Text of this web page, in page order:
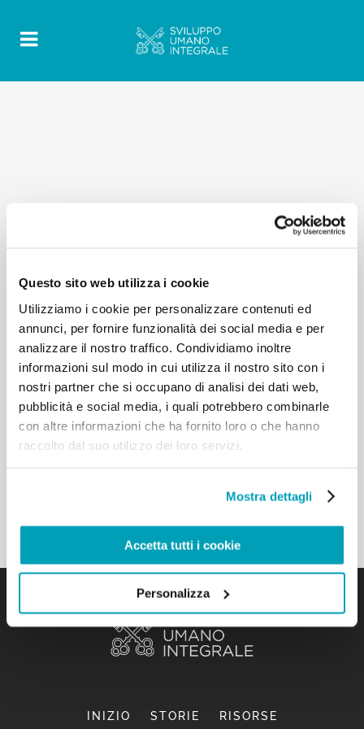
Questo sito web utilizza i cookie
Utilizziamo i cookie per personalizzare contenuti ed
annunci, per fornire funzionalità dei social media e per
analizzare il nostro traffico. Condividiamo inoltre
informazioni sul modo in cui utilizza il nostro sito con i
nostri partner che si occupano di analisi dei dati web,
pubblicità e social media, i quali potrebbero combinarle
con altre informazioni che ha fornito loro o che hanno
raccolto dal suo utilizzo dei loro servizi.
Mostra dettagli
Accetta tutti i cookie
Personalizza
MONDIALE DEL MIGRANTE E DEL RIFUGIATO 2024
INIZIO STORIE RISORSE